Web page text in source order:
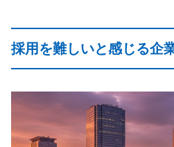
採用を難しいと感じる企